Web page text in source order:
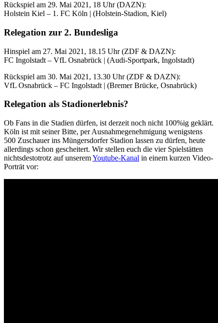
Rückspiel am 29. Mai 2021, 18 Uhr (DAZN):
Holstein Kiel – 1. FC Köln | (Holstein-Stadion, Kiel)
Relegation zur 2. Bundesliga
Hinspiel am 27. Mai 2021, 18.15 Uhr (ZDF & DAZN):
FC Ingolstadt – VfL Osnabrück | (Audi-Sportpark, Ingolstadt)
Rückspiel am 30. Mai 2021, 13.30 Uhr (ZDF & DAZN):
VfL Osnabrück – FC Ingolstadt | (Bremer Brücke, Osnabrück)
Relegation als Stadionerlebnis?
Ob Fans in die Stadien dürfen, ist derzeit noch nicht 100%ig geklärt.
Köln ist mit seiner Bitte, per Ausnahmegenehmigung wenigstens
500 Zuschauer ins Müngersdorfer Stadion lassen zu dürfen, heute
allerdings schon gescheitert. Wir stellen euch die vier Spielstätten
nichtsdestotrotz auf unseremYoutube-Kanal in einem kurzen Video-
Porträt vor: